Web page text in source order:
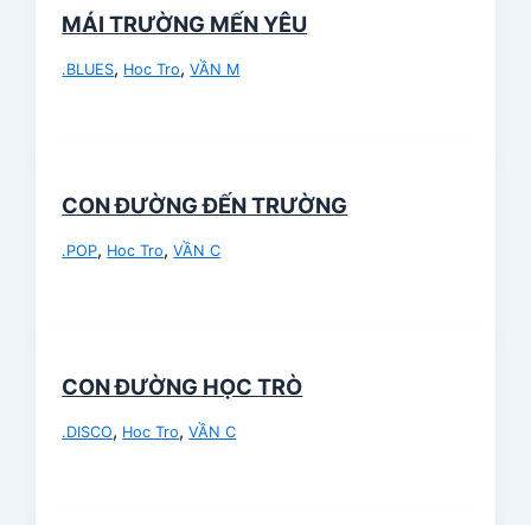
MÁI TRƯỜNG MẾN YÊU
.BLUES, Hoc Tro,VẦN M
CON ĐƯỜNG ĐẾN TRƯỜNG
.POP, Hoc Tro,VẦN C
CON ĐƯỜNG HỌC TRÒ
.DISCO, Hoc Tro,VẦN C